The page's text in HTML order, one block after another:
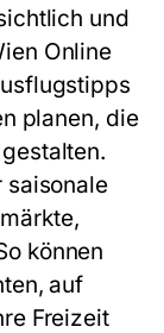
und
Online
planen, die
saisonale
können
auf
Freizeit